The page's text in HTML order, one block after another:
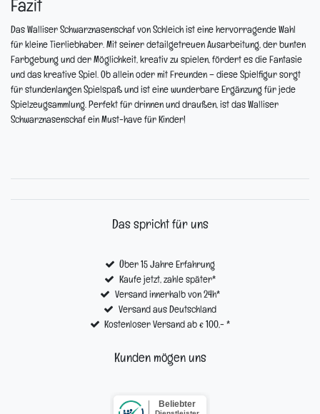
Fazit
Das Walliser Schwarznasenschaf von Schleich ist eine hervorragende Wahl
für kleine Tierliebhaber. Mit seiner detailgetreuen Ausarbeitung, der bunten
Farbgebung und der Möglichkeit, kreativ zu spielen, fördert es die Fantasie
und das kreative Spiel. Ob allein oder mit Freunden – diese Spielfigur sorgt
für stundenlangen Spielspaß und ist eine wunderbare Ergänzung für jede
Spielzeugsammlung. Perfekt für drinnen und draußen, ist das Walliser
Schwarznasenschaf ein Must-have für Kinder!
Das spricht für uns
Über 15 Jahre Erfahrung
Kaufe jetzt, zahle später*
Versand innerhalb von 24h*
Versand aus Deutschland
Kostenloser Versand ab € 100,- *
Kunden mögen uns